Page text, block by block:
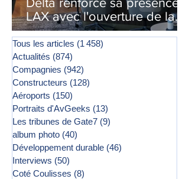
LAX avec l'ouverture de la
première phase d'un second
salon Delta One
Tous les articles (1 458)
Actualités (874)
Compagnies (942)
Constructeurs (128)
Aéroports (150)
Portraits d'AvGeeks (13)
Les tribunes de Gate7 (9)
album photo (40)
Développement durable (46)
Interviews (50)
Coté Coulisses (8)